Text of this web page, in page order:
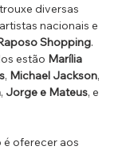
diversas
nacionais e
Shopping.
estão Marília
, Michael Jackson,
, Jorge e Mateus, e
oferecer aos